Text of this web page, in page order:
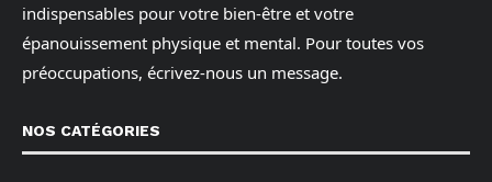
indispensables pour votre bien-être et votre
épanouissement physique et mental. Pour toutes vos
préoccupations, écrivez-nous un message.
NOS CATÉGORIES